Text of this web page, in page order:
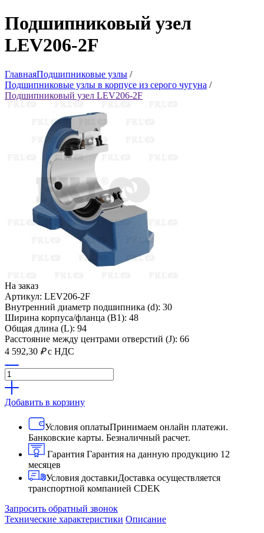
Подшипниковый узел
LEV206-2F
ГлавнаяПодшипниковые узлы /
Подшипниковые узлы в корпусе из серого чугуна /
Подшипниковый узел LEV206-2F
На заказ
Артикул: LEV206-2F
Внутренний диаметр подшипника (d): 30
Ширина корпуса/фланца (B1): 48
Общая длина (L): 94
Расстояние между центрами отверстий (J): 66
4 592,30 ₽ с НДС
Добавить в корзину
Условия оплатыПринимаем онлайн платежи.
Банковские карты. Безналичный расчет.
Гарантия Гарантия на данную продукцию 12
месяцев
Условия доставкиДоставка осуществляется
транспортной компанией CDEK
Запросить обратный звонок
Технические характеристики Описание